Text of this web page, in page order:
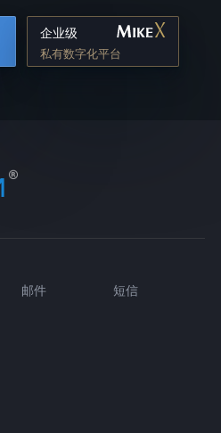
企业级
私有数字化平台
邮件
短信